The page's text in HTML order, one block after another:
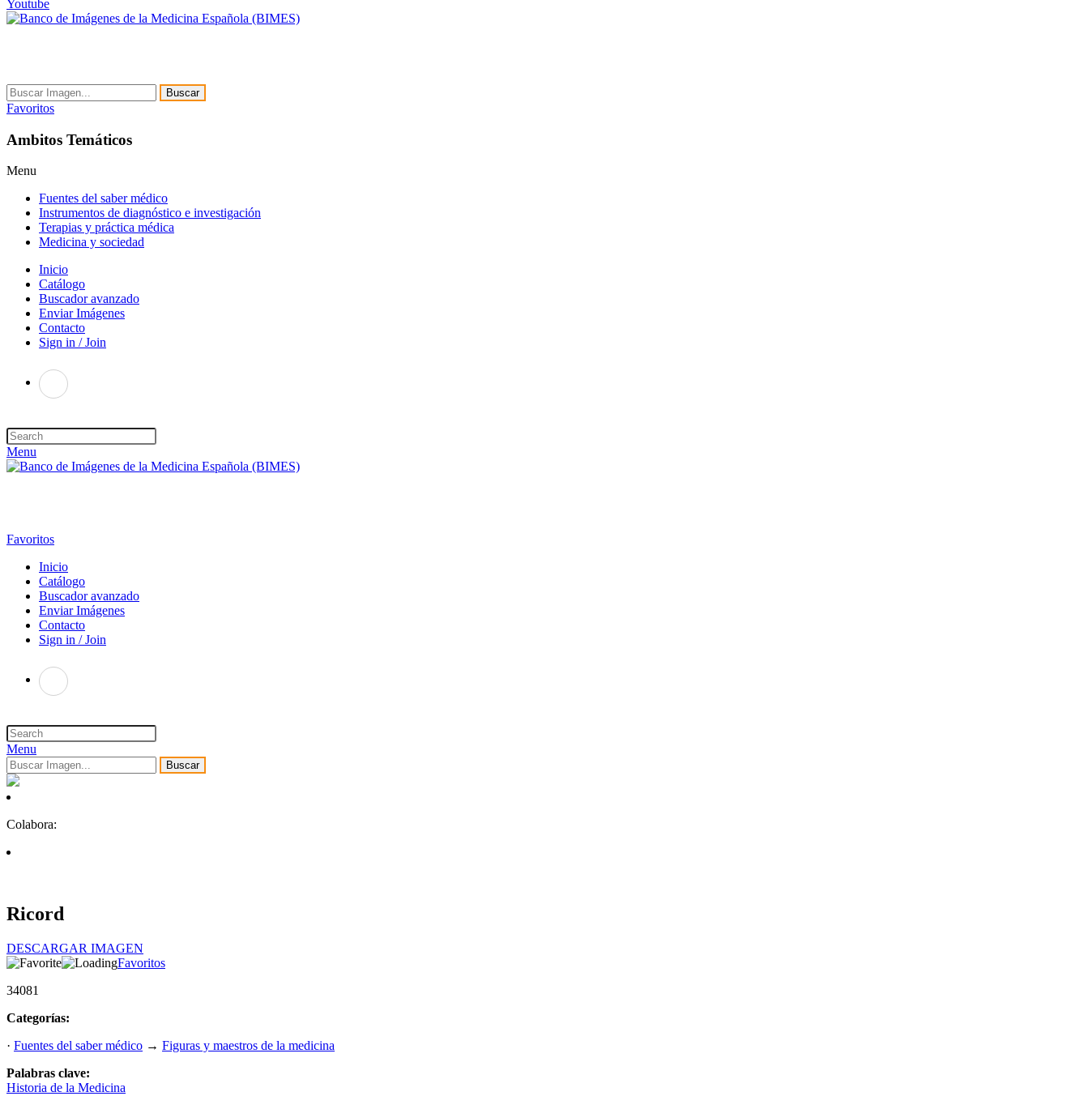
Youtube
Buscar
Favoritos
Ambitos Temáticos
Menu
Fuentes del saber médico
Instrumentos de diagnóstico e investigación
Terapias y práctica médica
Medicina y sociedad
Inicio
Catálogo
Buscador avanzado
Enviar Imágenes
Contacto
Sign in / Join
Menu
Favoritos
Inicio
Catálogo
Buscador avanzado
Enviar Imágenes
Contacto
Sign in / Join
Menu
Buscar
Colabora:
Ricord
DESCARGAR IMAGEN
Favoritos
34081
Categorías:
· Fuentes del saber médico → Figuras y maestros de la medicina
Palabras clave:
Historia de la Medicina